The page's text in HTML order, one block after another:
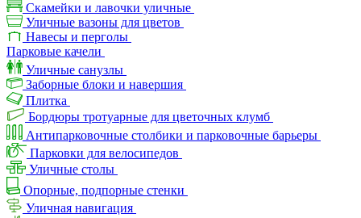
Скамейки и лавочки уличные
Уличные вазоны для цветов
Навесы и перголы
Парковые качели
Уличные санузлы
Заборные блоки и навершия
Плитка
Бордюры тротуарные для цветочных клумб
Антипарковочные столбики и парковочные барьеры
Парковки для велосипедов
Уличные столы
Опорные, подпорные стенки
Уличная навигация